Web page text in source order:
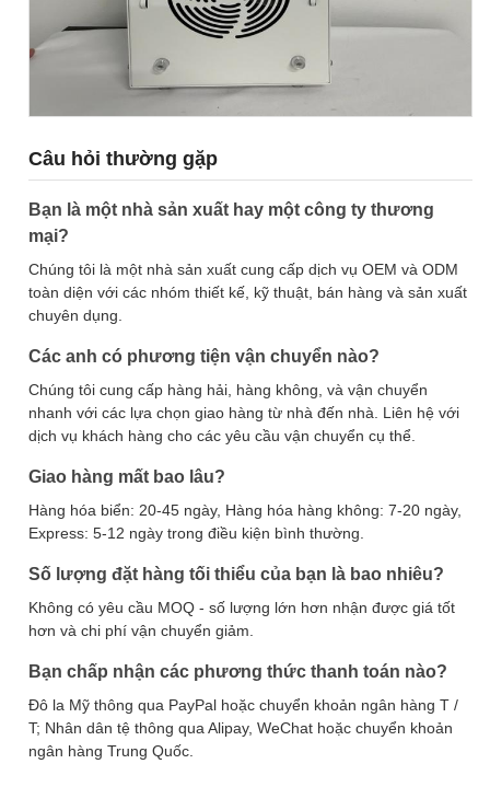
Câu hỏi thường gặp
Bạn là một nhà sản xuất hay một công ty thương
mại?
Chúng tôi là một nhà sản xuất cung cấp dịch vụ OEM và ODM
toàn diện với các nhóm thiết kế, kỹ thuật, bán hàng và sản xuất
chuyên dụng.
Các anh có phương tiện vận chuyển nào?
Chúng tôi cung cấp hàng hải, hàng không, và vận chuyển
nhanh với các lựa chọn giao hàng từ nhà đến nhà. Liên hệ với
dịch vụ khách hàng cho các yêu cầu vận chuyển cụ thể.
Giao hàng mất bao lâu?
Hàng hóa biển: 20-45 ngày, Hàng hóa hàng không: 7-20 ngày,
Express: 5-12 ngày trong điều kiện bình thường.
Số lượng đặt hàng tối thiểu của bạn là bao nhiêu?
Không có yêu cầu MOQ - số lượng lớn hơn nhận được giá tốt
hơn và chi phí vận chuyển giảm.
Bạn chấp nhận các phương thức thanh toán nào?
Đô la Mỹ thông qua PayPal hoặc chuyển khoản ngân hàng T /
T; Nhân dân tệ thông qua Alipay, WeChat hoặc chuyển khoản
ngân hàng Trung Quốc.